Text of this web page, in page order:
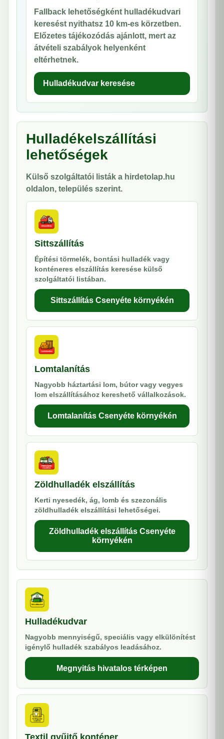
Fallback lehetőségként hulladékudvari
keresést nyithatsz 10 km-es körzetben.
Előzetes tájékozódás ajánlott, mert az
átvételi szabályok helyenként
eltérhetnek.
Hulladékudvar keresése
Hulladékelszállítási
lehetőségek
Külső szolgáltatói listák a hirdetolap.hu
oldalon, település szerint.
Sittszállítás
Építési törmelék, bontási hulladék vagy
konténeres elszállítás keresése külső
szolgáltatói listában.
Sittszállítás Csenyéte környékén
Lomtalanítás
Nagyobb háztartási lom, bútor vagy vegyes
lom elszállításához kereshető vállalkozások.
Lomtalanítás Csenyéte környékén
Zöldhulladék elszállítás
Kerti nyesedék, ág, lomb és szezonális
zöldhulladék elszállítási lehetőségei.
Zöldhulladék elszállítás Csenyéte
környékén
Hulladékudvar
Nagyobb mennyiségű, speciális vagy elkülönítést
igénylő hulladék szabályos leadásához.
Megnyitás hivatalos térképen
Textil gyűjtő konténer